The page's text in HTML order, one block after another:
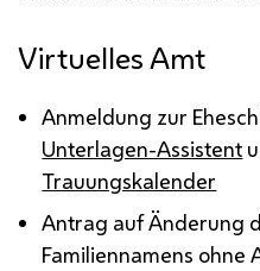
Virtuelles Amt
Anmeldung zur
Unterlagen-Assistent
Trauungskalender
Antrag auf Änderung
Familiennamens ohne